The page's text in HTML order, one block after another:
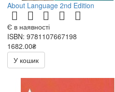
About Language 2nd Edition
Є в наявності
ISBN: 9781107667198
1682.00₴
У кошик